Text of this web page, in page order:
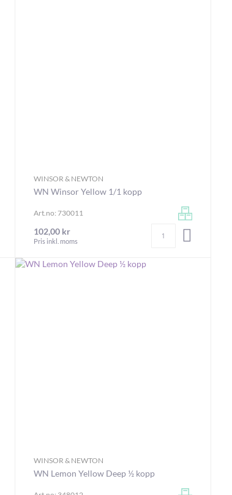
LÄGG I VARUKORGEN
WINSOR & NEWTON
WN Winsor Yellow 1/1 kopp
Art.no: 730011
102,00 kr
Pris inkl. moms
WINSOR & NEWTON
WN Lemon Yellow Deep ½ kopp